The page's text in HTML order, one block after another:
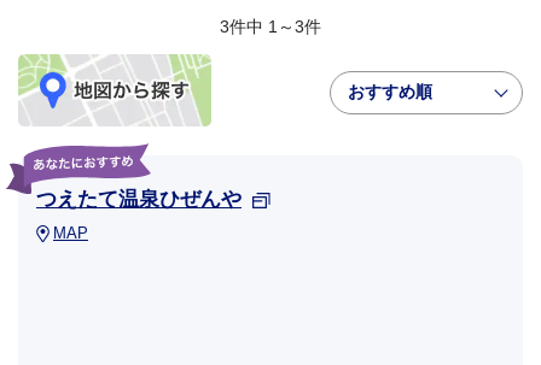
3件中 1～3件
おすすめ順
つえたて温泉ひぜんや
MAP